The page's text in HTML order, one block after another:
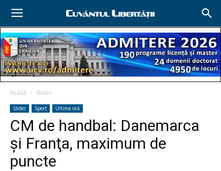
Acasă Slider
Slider Sport Ultima oră
CM de handbal: Danemarca
şi Franţa, maximum de
puncte